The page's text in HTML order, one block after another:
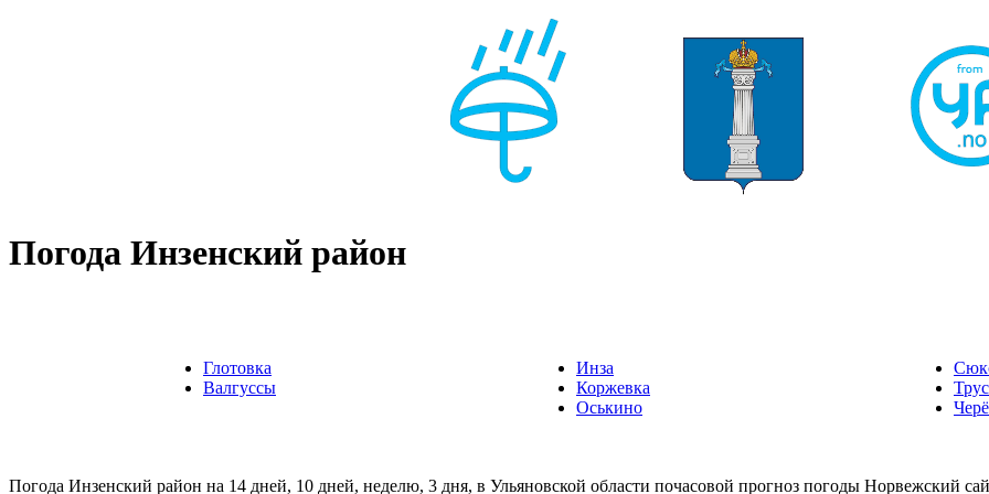
Погода Инзенский район
Глотовка
Валгуссы
Инза
Коржевка
Оськино
Погода Инзенский район на 14 дней, 10 дней, неделю, 3 дня, в Ульяновской области почасовой прогноз погоды Норвежский